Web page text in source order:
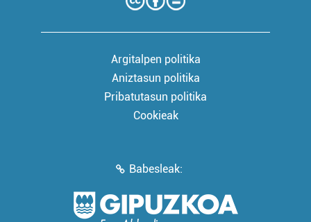
Argitalpen politika
Aniztasun politika
Pribatutasun politika
Cookieak
Babesleak: